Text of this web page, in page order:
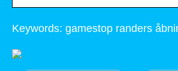
Keywords: gamestop randers